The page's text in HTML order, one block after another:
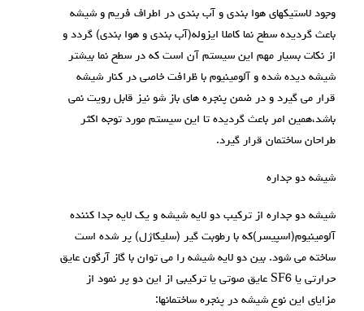
وجود لاستیکهای هوا بندی و آب بندی در اطراف فریم و شیشه
باعث گردیده سطح نما کاملا ایزوله(آب بندی و هوا بندی) گردد و
از نکات بسیار مهم این سیستم آن است که در سطح نما بیشتر
شیشه دیده شده و آلومینیوم با ظرافت خاصی در کنار شیشه
قرار می گیرد و در ضمن پنجره های باز شو نیز قابل رویت نمی
باشد،همین امر باعث گردیده تا این سیستم مورد توجه اکثر
طراحان ساختمان قرار گیرد.
شيشه دو جداره
شیشه دو جداره از ترکیب دو لایه شیشه و یک لایه جدا کننده
آلومینیوم(اسپيسر)که با رطوبت گیر (سليکاژل) پر شده است
ساخته می شود. بین دو لایه شیشه را می توان با گاز آرگون عايق
حرارتی یا SF6 عايق صوتی یا ترکیبی از این دو پر نمود از
مزایای این نوع شیشه در پنجره ساختمانها: